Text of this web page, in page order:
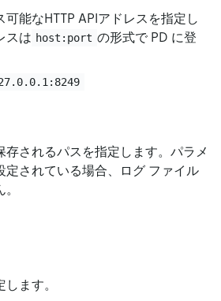
可能なHTTP APIアドレスを指定し
スは host:port の形式で PD に登
存されるパスを指定します。パラメ
定されている場合、ログ ファイル
ます。